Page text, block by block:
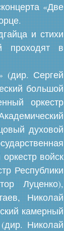
«Две
и стихи
проходят в
(дир. Сергей
большой
оркестр
духовой
войск
Республики
Луценко),
Николай
камерный
Николай